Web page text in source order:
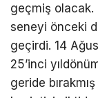
geçmiş
seneyi önceki
geçirdi. 14
25’inci
geride